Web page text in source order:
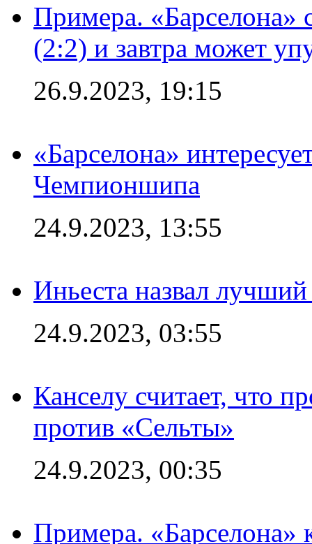
Примера. «Барселона»
(2:2) и завтра может
26.9.2023, 19:15
«Барселона»
Чемпионшипа
24.9.2023, 13:55
Иньеста назвал
24.9.2023, 03:55
Канселу считает, что
против «Сельты»
24.9.2023, 00:35
Примера. «Барселона»